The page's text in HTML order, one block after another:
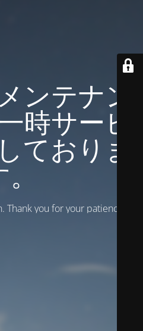
ンテナン
時サービ
ておりま
you for your patience!